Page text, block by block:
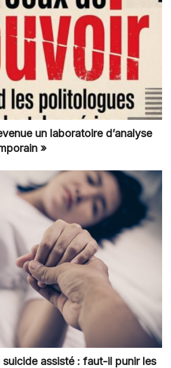
un laboratoire d’analyse
»
suicide assisté : faut-il punir les